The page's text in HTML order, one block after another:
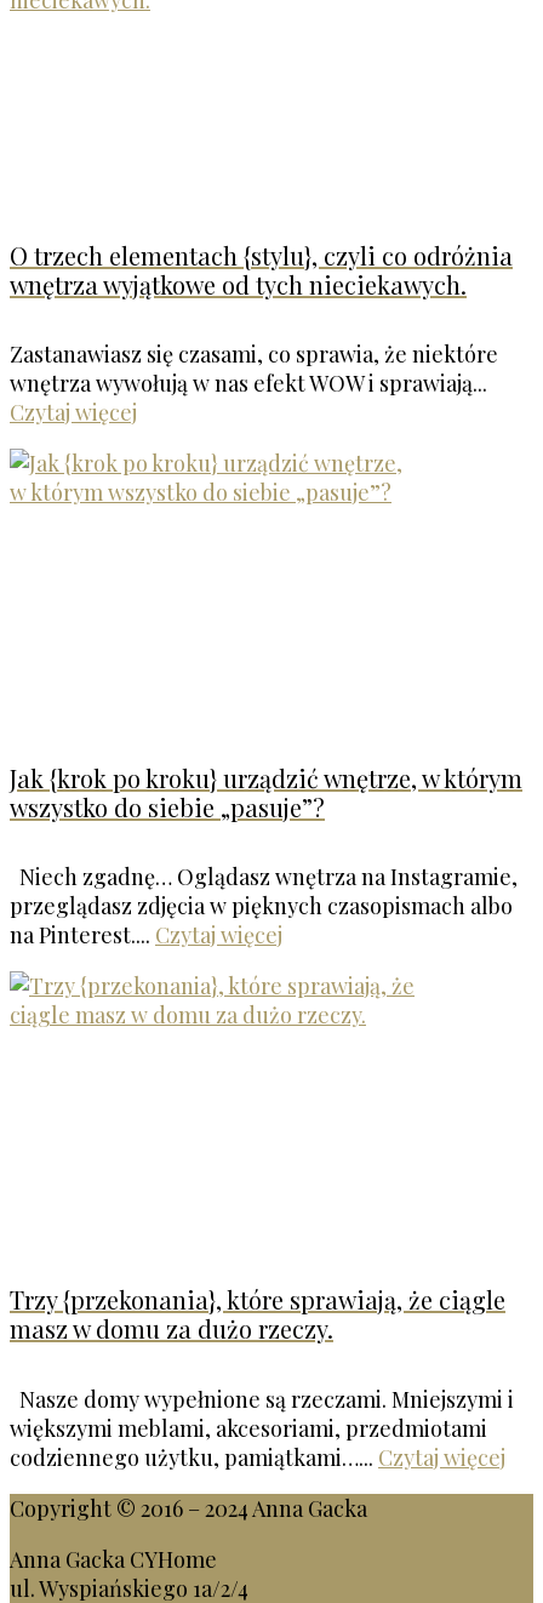
O trzech elementach {stylu}, czyli co odróżnia
wnętrza wyjątkowe od tych nieciekawych.
Zastanawiasz się czasami, co sprawia, że niektóre
wnętrza wywołują w nas efekt WOW i sprawiają...
Czytaj więcej
Jak {krok po kroku} urządzić wnętrze, w którym
wszystko do siebie „pasuje”?
Niech zgadnę… Oglądasz wnętrza na Instagramie,
przeglądasz zdjęcia w pięknych czasopismach albo
na Pinterest.... Czytaj więcej
Trzy {przekonania}, które sprawiają, że ciągle
masz w domu za dużo rzeczy.
Nasze domy wypełnione są rzeczami. Mniejszymi i
większymi meblami, akcesoriami, przedmiotami
codziennego użytku, pamiątkami…... Czytaj więcej
Copyright © 2016 – 2024 Anna Gacka
Anna Gacka CYHome
ul. Wyspiańskiego 1a/2/4